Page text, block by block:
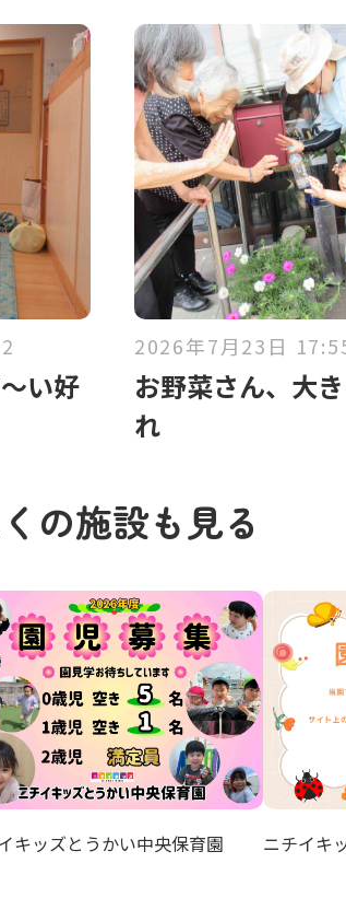
い好
2026年7月23日
お野菜さん、大
れ
の施設も見る
キッズとうかい中央保育園 ニチイキ